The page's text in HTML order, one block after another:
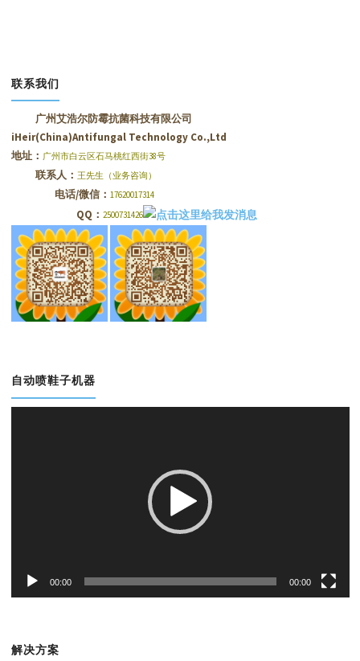
联系我们
广州艾浩尔防霉抗菌科技有限公司
iHeir(China)Antifungal Technology Co.,Ltd
地址： 广州市白云区石马桃红西街38号
联系人： 王先生（业务咨询）
电话/微信： 17620017314
QQ： 2500731426
自动喷鞋子机器
00:00 00:00
解决方案